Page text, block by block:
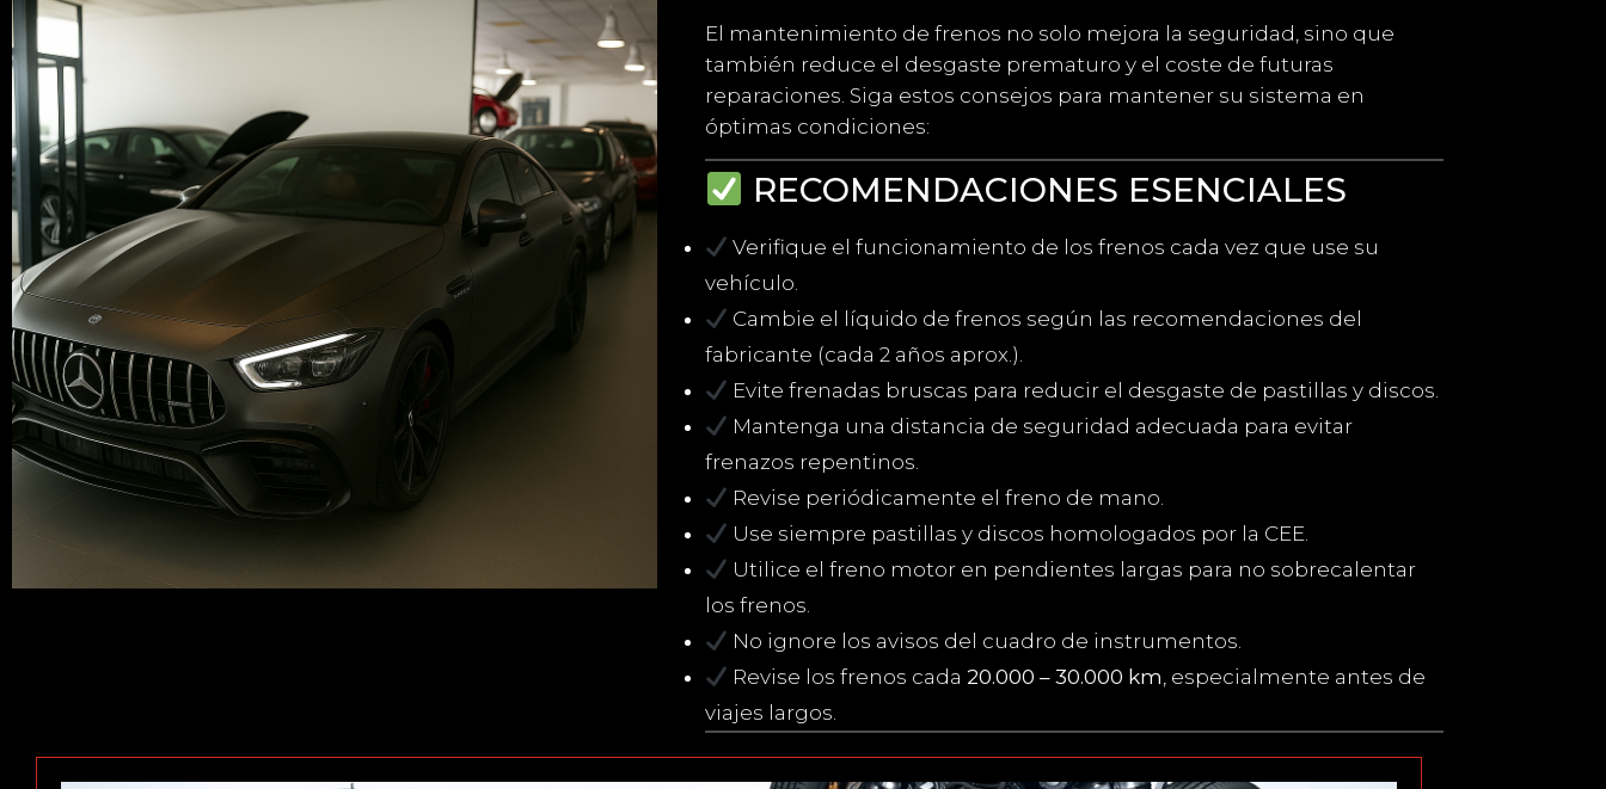
El mantenimiento de frenos no solo mejora la seguridad, sino que
también reduce el desgaste prematuro y el coste de futuras
reparaciones. Siga estos consejos para mantener su sistema en
óptimas condiciones:
RECOMENDACIONES ESENCIALES
Verifique el funcionamiento de los frenos cada vez que use su
vehículo.
Cambie el líquido de frenos según las recomendaciones del
fabricante (cada 2 años aprox.).
Evite frenadas bruscas para reducir el desgaste de pastillas y discos.
Mantenga una distancia de seguridad adecuada para evitar
frenazos repentinos.
Revise periódicamente el freno de mano.
Use siempre pastillas y discos homologados por la CEE.
Utilice el freno motor en pendientes largas para no sobrecalentar
los frenos.
No ignore los avisos del cuadro de instrumentos.
Revise los frenos cada20.000 – 30.000 km, especialmente antes de
viajes largos.